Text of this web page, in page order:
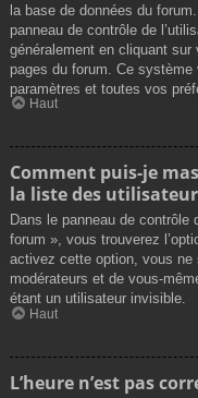
la base de données du
panneau de contrôle de
généralement en cliquant sur
pages du forum. Ce
paramètres et toutes vos
Haut
Comment puis-je
la liste des
Dans le panneau de contrôle
forum », vous trouverez
activez cette option, vous ne
modérateurs et de vous-
étant un utilisateur invisible.
Haut
L’heure n’est pas